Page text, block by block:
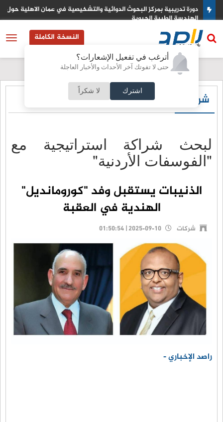
أترغب في تفعيل الإشعارات؟
حتى لا تفوتك آخر الأحداث والأخبار العاجلة
اشترك لا شكراً
والتشخيصية في عمان الاهلية حول
التكنولوجيا الزراعية في عمان الأهلية
لمكافحة التصحر والجفاف 2026
النسخة الكاملة
شركات
لبحث شراكة استراتيجية مع
"الفوسفات الأردنية"
الذنيبات يستقبل وفد "كورومانديل"
الهندية في العقبة
شركات
راصد الإخباري -